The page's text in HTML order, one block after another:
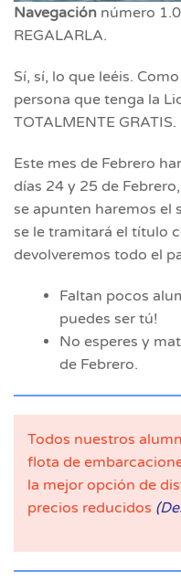
Navegación número
REGALARLA.
Sí, sí, lo que leéis.
persona que tenga la
TOTALMENTE GRATIS.
Este mes de Febrero
días 24 y 25 de
se apunten haremos el
se le tramitará el título
devolveremos todo el
Faltan pocos
puedes ser tú!
No esperes y
de Febrero.
Todos nuestros
flota de
la mejor opción de
precios reducidos